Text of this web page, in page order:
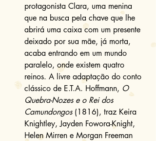
protagonista Clara, uma menina
que na busca pela chave que lhe
abrirá uma caixa com um presente
deixado por sua mãe, já morta,
acaba entrando em um mundo
paralelo, onde existem quatro
reinos. A livre adaptação do conto
clássico de E.T.A. Hoffmann, O
Quebra-Nozes e o Rei dos
Camundongos (1816), traz Keira
Knightley, Jayden Fowora-Knight,
Helen Mirren e Morgan Freeman